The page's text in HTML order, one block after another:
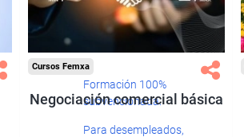
Formación 100%
subvencionada.
Para desempleados,
Cursos Femxa
Negociación comercial básica